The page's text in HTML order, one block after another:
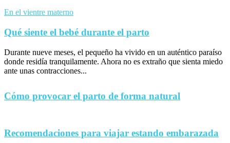
En el vientre materno
Qué siente el bebé durante el parto
Durante nueve meses, el pequeño ha vivido en un auténtico paraíso
donde residía tranquilamente. Ahora no es extraño que sienta miedo
ante unas contracciones...
Cómo provocar el parto de forma natural
Recomendaciones para viajar estando embarazada